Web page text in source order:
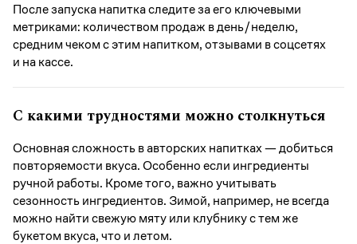
После запуска напитка следите за его ключевыми
метриками: количеством продаж в день/неделю,
средним чеком с этим напитком, отзывами в соцсетях
и на кассе.
С какими трудностями можно столкнуться
Основная сложность в авторских напитках — добиться
повторяемости вкуса. Особенно если ингредиенты
ручной работы. Кроме того, важно учитывать
сезонность ингредиентов. Зимой, например, не всегда
можно найти свежую мяту или клубнику с тем же
букетом вкуса, что и летом.